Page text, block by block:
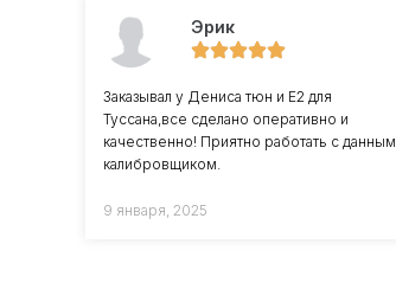
Эрик
Заказывал у Дениса тюн и Е2 для
Туссана,все сделано оперативно и
качественно! Приятно работать с данным
калибровщиком.
9 января, 2025